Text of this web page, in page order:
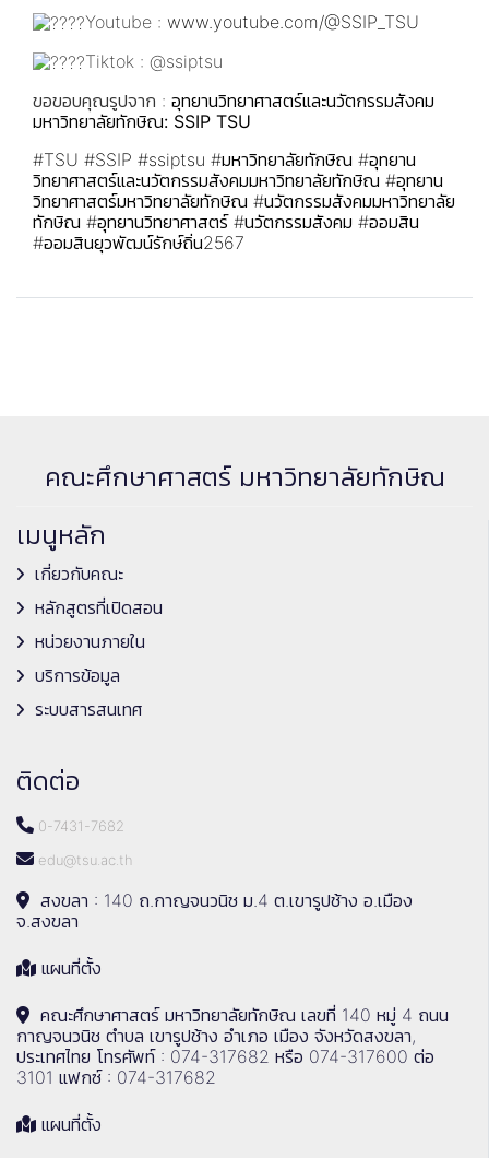
Youtube : www.youtube.com/@SSIP_TSU
Tiktok : @ssiptsu
ขอขอบคุณรูปจาก : อุทยานวิทยาศาสตร์และนวัตกรรมสังคม
มหาวิทยาลัยทักษิณ: SSIP TSU
#TSU #SSIP #ssiptsu #มหาวิทยาลัยทักษิณ #อุทยาน
วิทยาศาสตร์และนวัตกรรมสังคมมหาวิทยาลัยทักษิณ #อุทยาน
วิทยาศาสตร์มหาวิทยาลัยทักษิณ #นวัตกรรมสังคมมหาวิทยาลัย
ทักษิณ #อุทยานวิทยาศาสตร์ #นวัตกรรมสังคม #ออมสิน
#ออมสินยุวพัฒน์รักษ์ถิ่น2567
คณะศึกษาศาสตร์ มหาวิทยาลัยทักษิณ
เมนูหลัก
เกี่ยวกับคณะ
หลักสูตรที่เปิดสอน
หน่วยงานภายใน
บริการข้อมูล
ระบบสารสนเทศ
ติดต่อ
0-7431-7682
edu@tsu.ac.th
สงขลา : 140 ถ.กาญจนวนิช ม.4 ต.เขารูปช้าง อ.เมือง
จ.สงขลา
แผนที่ตั้ง
คณะศึกษาศาสตร์ มหาวิทยาลัยทักษิณ เลขที่ 140 หมู่ 4 ถนน
กาญจนวนิช ตำบล เขารูปช้าง อำเภอ เมือง จังหวัดสงขลา,
ประเทศไทย โทรศัพท์ : 074-317682 หรือ 074-317600 ต่อ
3101 แฟกซ์ : 074-317682
แผนที่ตั้ง